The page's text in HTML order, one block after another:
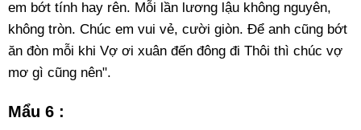
em bớt tính hay rên. Mỗi lần lương lậu không nguyên,
không tròn. Chúc em vui vẻ, cười giòn. Để anh cũng bớt
ăn đòn mỗi khi Vợ ơi xuân đến đông đi Thôi thì chúc vợ
mơ gì cũng nên".
Mẩu 6 :